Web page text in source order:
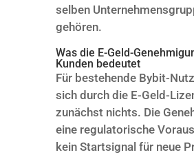
selben
gehören.
Was die E-Geld-
Kunden bedeutet
Für bestehende Bybit-
sich durch die E-Geld-
zunächst nichts. Die
eine regulatorische
kein Startsignal für neue